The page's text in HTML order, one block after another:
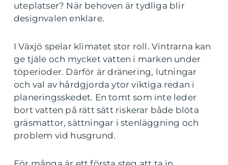
uteplatser? När behoven är tydliga blir
designvalen enklare.
I Växjö spelar klimatet stor roll. Vintrarna kan
ge tjäle och mycket vatten i marken under
töperioder. Därför är dränering, lutningar
och val av hårdgjorda ytor viktiga redan i
planeringsskedet. En tomt som inte leder
bort vatten på rätt sätt riskerar både blöta
gräsmattor, sättningar i stenläggning och
problem vid husgrund.